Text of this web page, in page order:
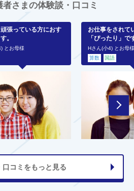
さまの体験談・口コミ
張っている方におす
。
とお母様
お仕事をされて
「ぴったり」で
Hさん(小4) とお母
算数
国語
口コミをもっと見る